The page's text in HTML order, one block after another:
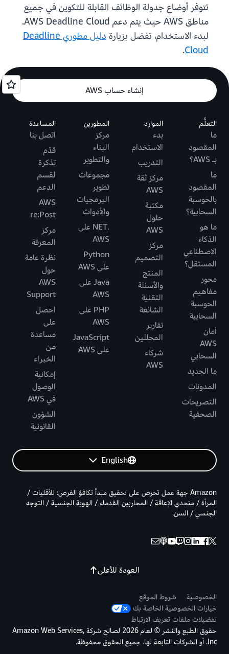
تتوفر أوضاع جدولة الوظائف القابلة للتكوين في جميع
مناطق AWS حيث يتم دعم AWS Deadline Cloud.
لبدء الاستخدام، تفضل بزيارة
دليل مطوري Deadline
Cloud
.
إنشاء حساب AWS
التعلُّم
ما
المقصود
بـ AWS؟
ما
المقصود
بالحوسبة
السحابية؟
ما هو
الذكاء
الاصطناعي
المستقل؟
محور
مفاهيم
الحوسبة
السحابية
أمان
AWS
السحابي
ما الجديد
المدونات
التصريحات
الصحفية
الموارد
بدء
الاستخدام
التدريب
مركز ثقة
AWS
مكتبة
حلول
AWS
مركز
التصميم
المنتج
والأسئلة
التقنية
الشائعة
تقارير
المحللين
شركاء
AWS
المطورين
مركز
البناء
والتطوير
مجموعات
تطوير
البرمجيات
والأدوات
.NET على
AWS
Python
على AWS
Java على
AWS
PHP على
AWS
JavaScript
على AWS
المساعدة
اتصل بنا
قدّم
تذكرة
لقسم
الدعم
AWS
re:Post
مركز
المعرفة
نظرة عامة
حول
AWS
Support
احصل
على
مساعدة
من
الخبراء
إمكانية
الوصول
في AWS
الشؤون
القانونية
English
العودة للأعلى
Amazon جهة عمل تحرص على تحقيق مبدأ تكافؤ الفرص: للأقليات /
المرأة / متحدي الإعاقة / المحاربين القدماء / الهوية الجنسية / التوجه
الجنسي / السن.
الخصوصية
شروط الموقع
خيارات الخصوصية الخاصة بك
تفضيلات ملفات تعريف الارتباط
حقوق الطبع والنشر © لعام 2026 لصالح شركة Amazon Web Services,
Inc. أو الشركات التابعة لها. جميع الحقوق محفوظة.